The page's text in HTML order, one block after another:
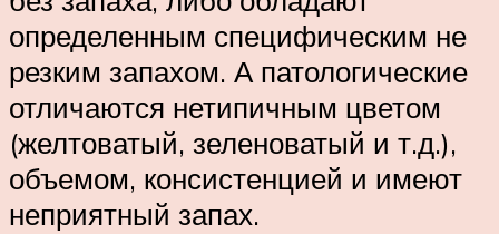
определенным специфическим не
резким запахом. А патологические
отличаются нетипичным цветом
(желтоватый, зеленоватый и т.д.),
объемом, консистенцией и имеют
неприятный запах.